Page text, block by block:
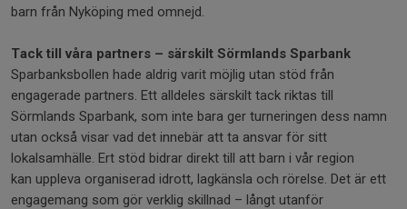
barn från Nyköping med omnejd.
Tack till våra partners – särskilt Sörmlands Sparbank
Sparbanksbollen hade aldrig varit möjlig utan stöd från
engagerade partners. Ett alldeles särskilt tack riktas till
Sörmlands Sparbank, som inte bara ger turneringen dess namn
utan också visar vad det innebär att ta ansvar för sitt
lokalsamhälle. Ert stöd bidrar direkt till att barn i vår region
kan uppleva organiserad idrott, lagkänsla och rörelse. Det är ett
engagemang som gör verklig skillnad – långt utanför